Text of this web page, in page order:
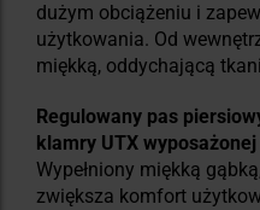
dużym obciążeniu i
użytkowania. Od
miękką, oddychającą
Regulowany pas
klamry UTX
Wypełniony miękką
zwiększa komfort